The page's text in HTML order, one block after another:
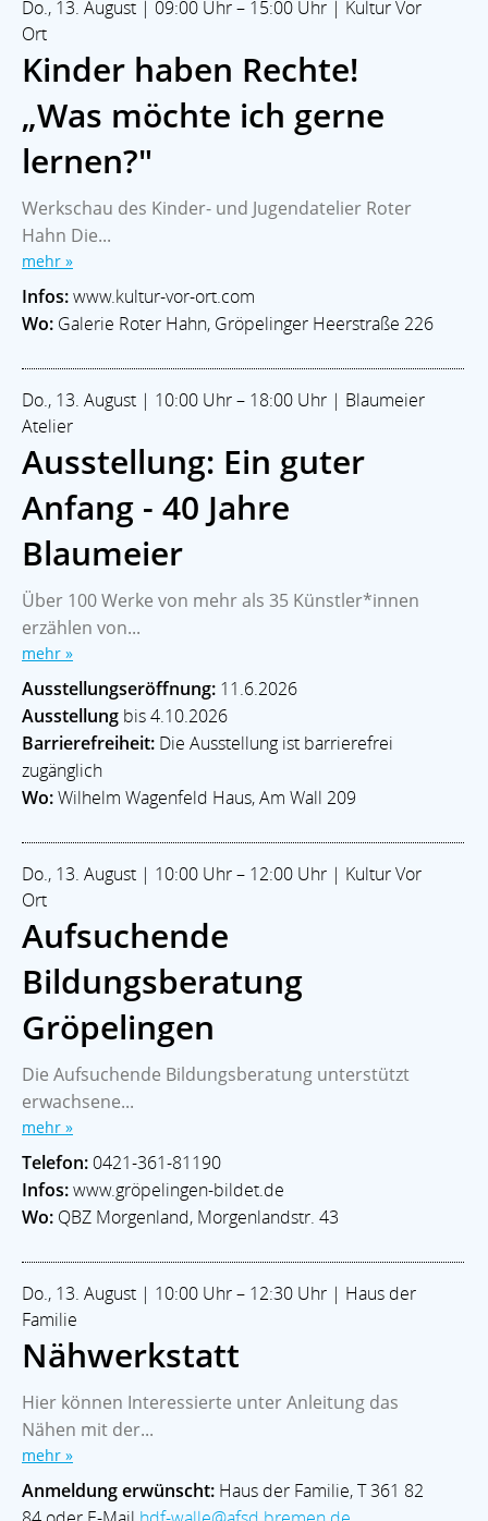
Do., 13. August | 09:00 Uhr – 15:00 Uhr | Kultur Vor
Ort
Kinder haben Rechte!
„Was möchte ich gerne
lernen?"
Werkschau des Kinder- und Jugendatelier Roter
Hahn Die...
mehr »
Infos:www.kultur-vor-ort.com
Wo: Galerie Roter Hahn, Gröpelinger Heerstraße 226
Do., 13. August | 10:00 Uhr – 18:00 Uhr | Blaumeier
Atelier
Ausstellung: Ein guter
Anfang - 40 Jahre
Blaumeier
Über 100 Werke von mehr als 35 Künstler*innen
erzählen von...
mehr »
Ausstellungseröffnung: 11.6.2026
Ausstellung bis 4.10.2026
Barrierefreiheit: Die Ausstellung ist barrierefrei
zugänglich
Wo:Wilhelm Wagenfeld Haus, Am Wall 209
Do., 13. August | 10:00 Uhr – 12:00 Uhr | Kultur Vor
Ort
Aufsuchende
Bildungsberatung
Gröpelingen
Die Aufsuchende Bildungsberatung unterstützt
erwachsene...
mehr »
Telefon: 0421-361-81190
Infos:www.gröpelingen-bildet.de
Wo: QBZ Morgenland, Morgenlandstr. 43
Do., 13. August | 10:00 Uhr – 12:30 Uhr | Haus der
Familie
Nähwerkstatt
Hier können Interessierte unter Anleitung das
Nähen mit der...
mehr »
Anmeldung erwünscht: Haus der Familie, T 361 82